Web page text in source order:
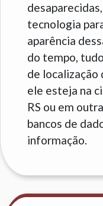
tecnologia
aparência
do tempo,
de localização
ele esteja na
RS ou em
bancos de
informação.